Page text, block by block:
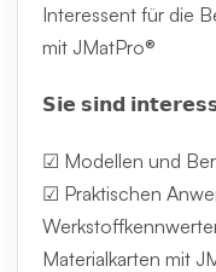
Interessent für die
mit JMatPro®
𝗦𝗶𝗲 𝘀𝗶𝗻𝗱
☑ Modellen und
☑ Praktischen
Materialkarten mit